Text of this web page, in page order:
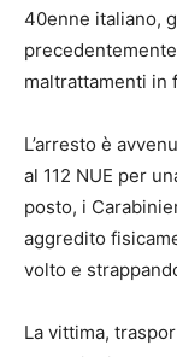
40enne italiano,
maltrattamenti in
L’arresto è
al 112 NUE per
posto, i
aggredito
volto e
La vittima,